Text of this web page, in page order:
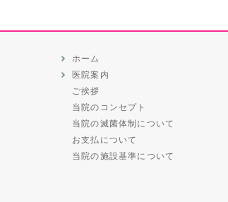
ホーム
医院案内
ご挨拶
当院のコンセプト
当院の滅菌体制について
お支払について
当院の施設基準について